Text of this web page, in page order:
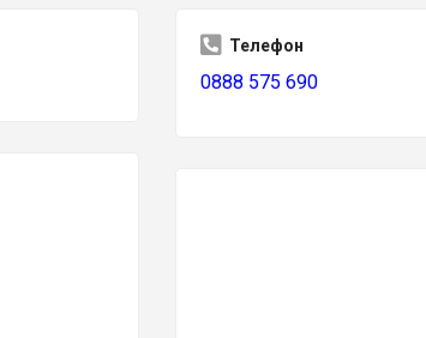
Телефон
0888 575 690